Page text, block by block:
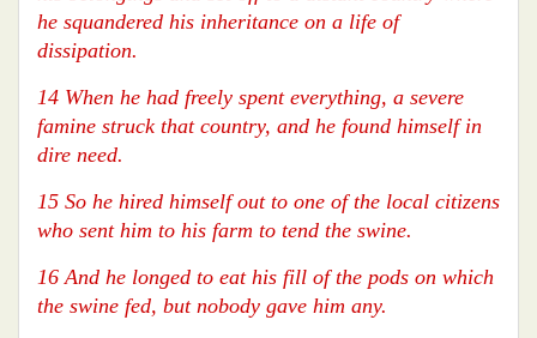
he squandered his inheritance on a life of
dissipation.
14 When he had freely spent everything, a severe
famine struck that country, and he found himself in
dire need.
15 So he hired himself out to one of the local citizens
who sent him to his farm to tend the swine.
16 And he longed to eat his fill of the pods on which
the swine fed, but nobody gave him any.